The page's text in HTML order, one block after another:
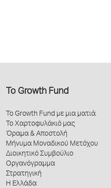
Το Growth Fund
Το Growth Fund με μια ματιά
Το Χαρτοφυλάκιό μας
Όραμα & Αποστολή
Μήνυμα Μοναδικού Μετόχου
Διοικητικό Συμβούλιο
Οργανόγραμμα
Στρατηγική
Η Ελλάδα